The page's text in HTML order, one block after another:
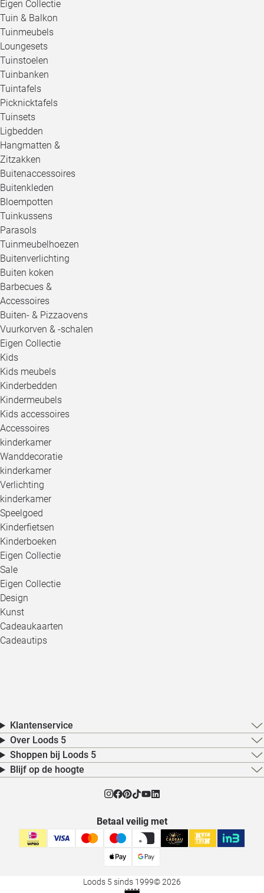
Eigen Collectie
Tuin & Balkon
Tuinmeubels
Loungesets
Tuinstoelen
Tuinbanken
Tuintafels
Picknicktafels
Tuinsets
Ligbedden
Hangmatten &
Zitzakken
Buitenaccessoires
Buitenkleden
Bloempotten
Tuinkussens
Parasols
Tuinmeubelhoezen
Buitenverlichting
Buiten koken
Barbecues &
Accessoires
Buiten- & Pizzaovens
Vuurkorven & -schalen
Eigen Collectie
Kids
Kids meubels
Kinderbedden
Kindermeubels
Kids accessoires
Accessoires
kinderkamer
Wanddecoratie
kinderkamer
Verlichting
kinderkamer
Speelgoed
Kinderfietsen
Kinderboeken
Eigen Collectie
Sale
Eigen Collectie
Design
Kunst
Cadeaukaarten
Cadeautips
Klantenservice
Over Loods 5
Shoppen bij Loods 5
Blijf op de hoogte
Betaal veilig met
Loods 5 sinds 1999© 2026